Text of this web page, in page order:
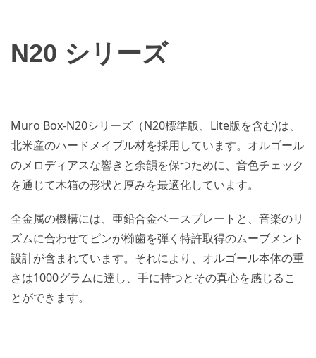
N20 シリーズ
Muro Box-N20シリーズ（N20標準版、Lite版を含む)は、
北米産のハードメイプル材を採用しています。オルゴール
のメロディアスな響きと余韻を保つために、音色チェック
を通じて木箱の形状と厚みを最適化しています。
全金属の機構には、亜鉛合金ベースプレートと、音楽のリ
ズムに合わせてピンが櫛歯を弾く特許取得のムーブメント
設計が含まれています。それにより、オルゴール本体の重
さは1000グラムに達し、手に持つとその真心を感じるこ
とができます。